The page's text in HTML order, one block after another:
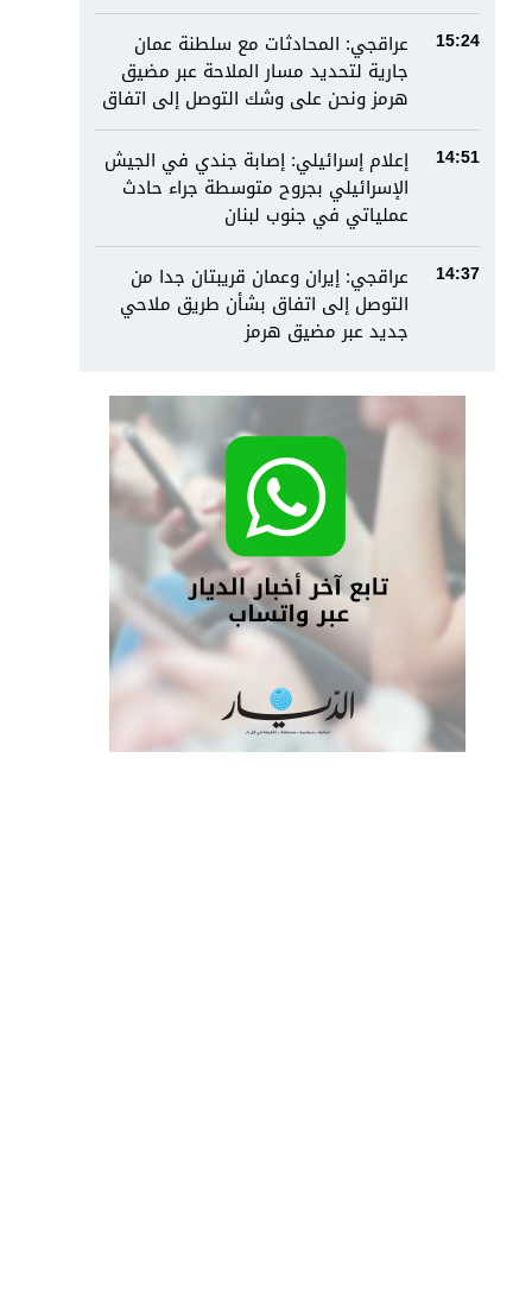
15:24
عراقجي: المحادثات مع سلطنة عمان
جارية لتحديد مسار الملاحة عبر مضيق
هرمز ونحن على وشك التوصل إلى اتفاق
14:51
إعلام إسرائيلي: إصابة جندي في الجيش
الإسرائيلي بجروح متوسطة جراء حادث
عملياتي في جنوب لبنان
14:37
عراقجي: إيران وعمان قريبتان جدا من
التوصل إلى اتفاق بشأن طريق ملاحي
جديد عبر مضيق هرمز